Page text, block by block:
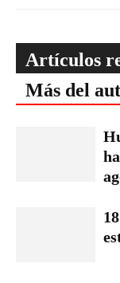
Artículos
Más del